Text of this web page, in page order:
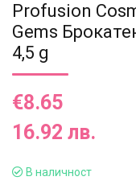
Profusion
Gems
4,5 g
€8.65
16.92 лв.
В наличност